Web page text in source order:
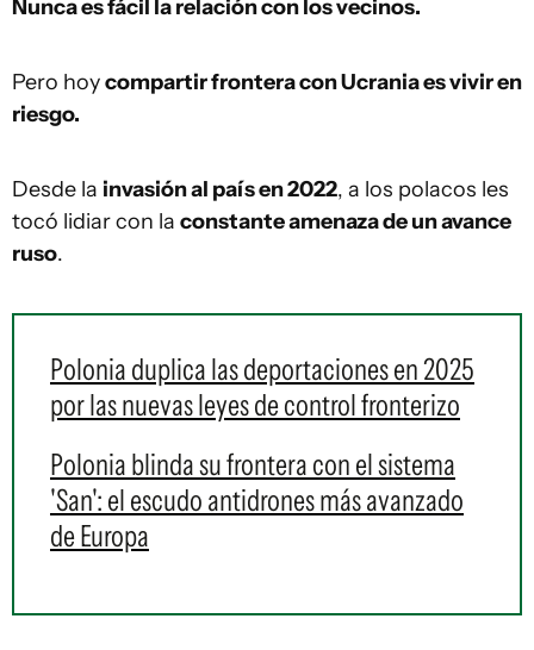
Nunca es fácil la relación con los vecinos.
Pero hoycompartir frontera con Ucrania es vivir en
riesgo.
Desde la invasión al país en 2022, a los polacos les
tocó lidiar con la constante amenaza de un avance
ruso.
Polonia duplica las deportaciones en 2025
por las nuevas leyes de control fronterizo
Polonia blinda su frontera con el sistema
'San': el escudo antidrones más avanzado
de Europa